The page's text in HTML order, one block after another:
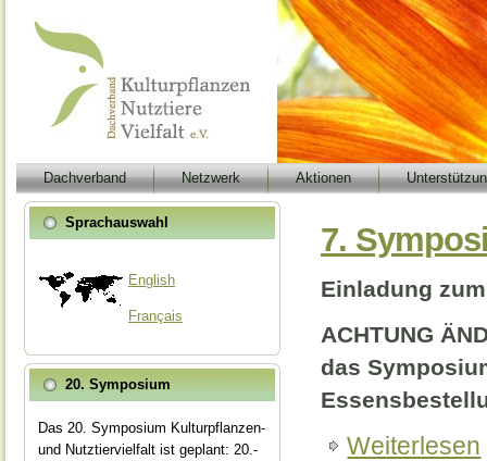
Dachverband Netzwerk Aktionen
Sprachauswahl
English
Français
20. Symposium
Das 20. Symposium Kulturpflanzen-
und Nutztiervielfalt ist geplant: 20.-
7.
Einladung
ACHTUNG
das
Weiterlesen